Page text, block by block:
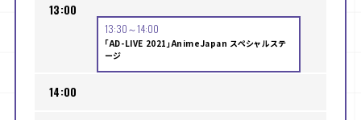
13:00
13:30～14:00
「AD-LIVE 2021」AnimeJapan スペシャルステ
ージ
14:00